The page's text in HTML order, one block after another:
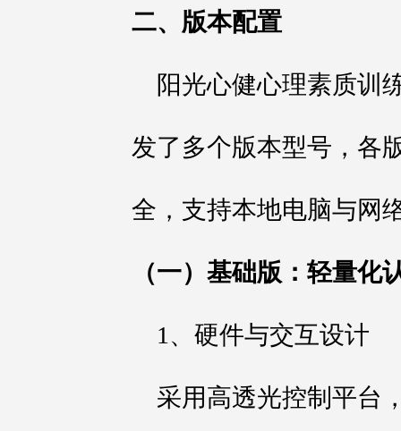
二、版本配置
阳光心健心理素质训
发了多个版本型号，各
全，支持本地电脑与网
（一）基础版：轻量化
1、硬件与交互设计
采用高透光控制平台